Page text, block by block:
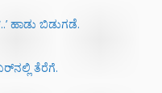
ಹಾಡು ಬಿಡುಗಡೆ.
ತೆರೆಗೆ.